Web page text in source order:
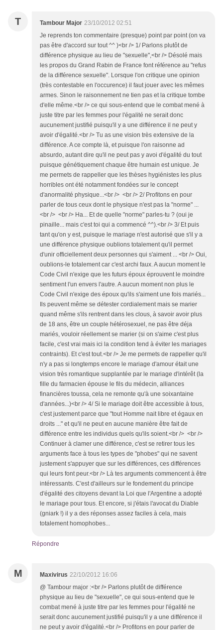
T Tambour Major 23/10/2012 02:51
Je reprends ton commentaire (presque) point par point (on va
pas être d'accord sur tout ^^ )<br /> 1/ Parlons plutôt de
différence physique au lieu de "sexuelle",<br /> Désolé mais
les propos du Grand Rabin de France font référence au "refus
de la différence sexuelle". Lorsque l'on critique une opinion
(très contestable en l'occurence) il faut jouer avec les mêmes
armes. Sinon le raisonnement ne tien pas et la critique tombe
d'elle même.<br /> ce qui sous-entend que le combat mené à
juste titre par les femmes pour l'égalité ne serait donc
aucunement justifié puisqu'il y a une différence il ne peut y
avoir d'égalité.<br /> Tu as une vision très extensive de la
différence. A ce compte là, et puisque l'on raisonne ad
absurdo, autant dire qu'il ne peut pas y avoi d'égalité du tout
puisque génétiquement chaque être humain est unique. Je
me permets de rappeller que les thèses hygiénistes les plus
horribles ont été notamment fondées sur le concept
d'anormalité physique...<br /> <br /> 2/ Profitons en pour
parler de tous ceux dont le physique n'est pas la "norme" ...
<br /> <br /> Ha... Et de quelle "norme" parles-tu ? (oui je
pinaille... mais c'est toi qui a commencé ^^).<br /> 3/ Et puis
tant qu'on y est, puisque le mariage n'est autorisé que s'il y a
une différence physique oublions totalement qu'il permet
d'unir officiellement deux personnes qui s'aiment ... <br /> Oui,
oublions-le totalement car c'est archi faux. A aucun moment le
Code Civil n'exige que les futurs époux éprouvent le moindre
sentiment l'un envers l'autre. A aucun moment non plus le
Code Civil n'exige des époux qu'ils s'aiment une fois mariés...
Ils peuvent même se détester cordialement mais se marier
quand même s'ils rentrent dans les clous, à savoir avoir plus
de 18 ans, être un couple hétérosexuel, ne pas être déja
mariés, vouloir réellement se marier (si on s'aime c'est plus
facile, c'est vrai mais ici la condition tend à éviter les mariages
contraints). Et c'est tout.<br /> Je me permets de rappeller qu'il
n'y a pas si longtemps encore le mariage d'amour était une
vision très romantique supplantée par le mariage d'intérêt (la
fille du farmacien épouse le fils du médecin, alliances
financières toussa, cela ne remonte qu'à une soixantaine
d'années...)<br /> 4/ Si le mariage doit être accessible à tous,
c'est justement parce que "tout Homme nait libre et égaux en
droits ..." et qu'il ne peut en aucune manière être fait de
différence entre les individus quels qu'ils soient.<br /> <br />
Continuer à clamer une différence, c'est se retirer tous les
arguments face à tous les types de "phobes" qui ne savent
justement s'appuyer que sur les différences, ces différences
qui leurs font peur.<br /> Là tes arguments commencent à être
intéressants. C'est d'ailleurs sur le fondement du principe
d'égalité des citoyens devant la Loi que l'Argentine a adopté
le mariage pour tous. Et encore, si j'étais l'avocat du Diable
(gniark !) il y a des réponses assez faciles à cela, mais
totalement homophobes...
Répondre
M Maxivirus 22/10/2012 16:06
@ Tambour major :<br /> Parlons plutôt de différence
physique au lieu de "sexuelle", ce qui sous-entend que le
combat mené à juste titre par les femmes pour l'égalité ne
serait donc aucunement justifié puisqu'il y a une différence il
ne peut y avoir d'égalité.<br /> Profitons en pour parler de